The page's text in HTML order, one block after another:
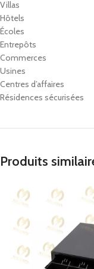
Villas
Hôtels
Écoles
Entrepôts
Commerces
Usines
Centres d’affaires
Résidences sécurisées
Produits